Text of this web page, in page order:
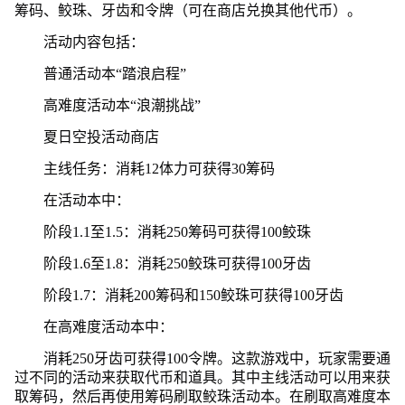
筹码、鲛珠、牙齿和令牌（可在商店兑换其他代币）。
活动内容包括：
普通活动本“踏浪启程”
高难度活动本“浪潮挑战”
夏日空投活动商店
主线任务：消耗12体力可获得30筹码
在活动本中：
阶段1.1至1.5：消耗250筹码可获得100鲛珠
阶段1.6至1.8：消耗250鲛珠可获得100牙齿
阶段1.7：消耗200筹码和150鲛珠可获得100牙齿
在高难度活动本中：
消耗250牙齿可获得100令牌。这款游戏中，玩家需要通
过不同的活动来获取代币和道具。其中主线活动可以用来获
取筹码，然后再使用筹码刷取鲛珠活动本。在刷取高难度本